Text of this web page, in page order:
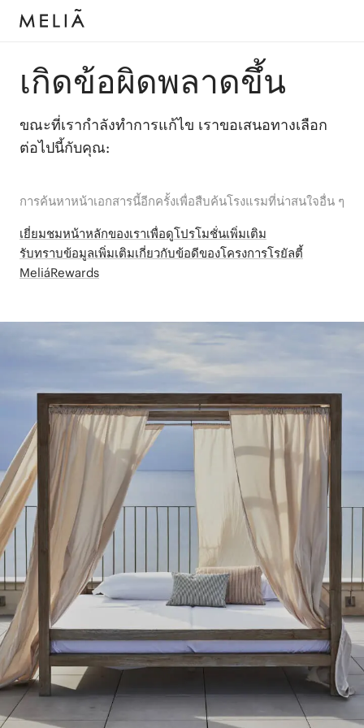
เกิดข้อผิดพลาดขึ้น
ขณะที่เรากำลังทำการแก้ไข เราขอเสนอทางเลือก
ต่อไปนี้กับคุณ:
การค้นหาหน้าเอกสารนี้อีกครั้งเพื่อสืบค้นโรงแรมที่น่าสนใจอื่น ๆ
เยี่ยมชมหน้าหลักของเราเพื่อดูโปรโมชั่นเพิ่มเติม
รับทราบข้อมูลเพิ่มเติมเกี่ยวกับข้อดีของโครงการโรยัลตี้
MeliáRewards